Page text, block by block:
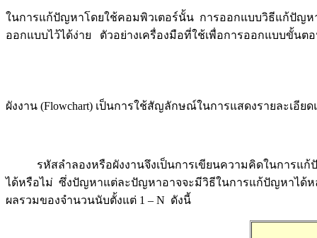
ในการแก้ปัญหาโดยใช้คอมพิวเตอร์นั้น การออกแบบวิธีแก้ปัญห
ออกแบบไว้ได้ง่าย ตัวอย่างเครื่องมือที่ใช้เพื่อการออกแบบขั้นต
ผังงาน (Flowchart) เป็นการใช้สัญลักษณ์ในการแสดงรายละเ
รหัสลำลองหรือผังงานจึงเป็นการเขียนความคิดในการแก้
ได้หรือไม่ ซึ่งปัญหาแต่ละปัญหาอาจจะมีวิธีในการแก้ปัญหาได้
ผลรวมของจำนวนนับตั้งแต่ 1 – N ดังนี้